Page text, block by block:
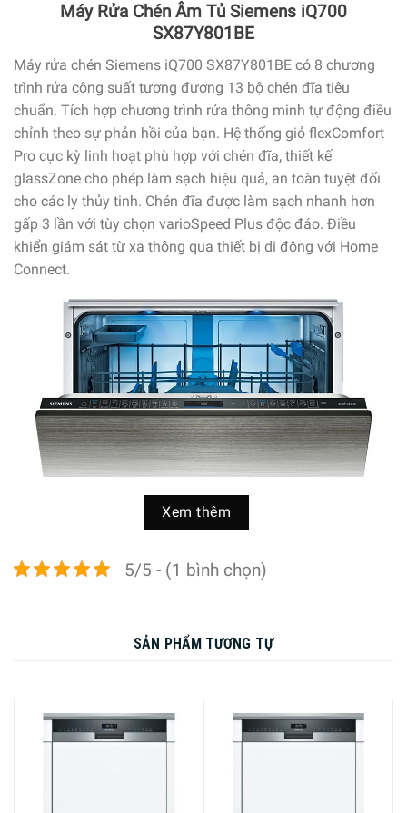
Máy Rửa Chén Âm Tủ Siemens iQ700
SX87Y801BE
Máy rửa chén Siemens iQ700 SX87Y801BE có 8 chương
trình rửa công suất tương đương 13 bộ chén đĩa tiêu
chuẩn. Tích hợp chương trình rửa thông minh tự động điều
chỉnh theo sự phản hồi của bạn. Hệ thống giỏ flexComfort
Pro cực kỳ linh hoạt phù hợp với chén đĩa, thiết kế
glassZone cho phép làm sạch hiệu quả, an toàn tuyệt đối
cho các ly thủy tinh. Chén đĩa được làm sạch nhanh hơn
gấp 3 lần với tùy chọn varioSpeed ​​Plus độc đáo. Điều
khiển giám sát từ xa thông qua thiết bị di động với Home
Connect.
cho mọi căn bếp hiện đại
Xem thêm
5/5 - (1 bình chọn)
SẢN PHẨM TƯƠNG TỰ